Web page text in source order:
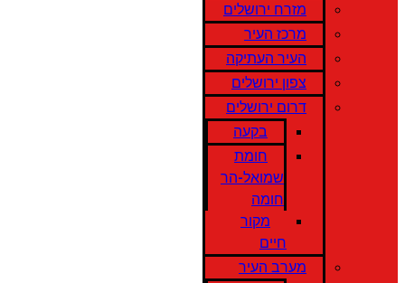
מזרח ירושלים
מרכז העיר
העיר העתיקה
צפון ירושלים
דרום ירושלים
בקעה
חומת
שמואל-הר
חומה
מקור
חיים
מערב העיר